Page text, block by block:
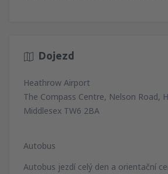
Dojezd
Heathrow Airport
The Compass Centre, Nelson Road,
Middlesex TW6 2BA
Autobus
Autobus jezdí celý den a orientační